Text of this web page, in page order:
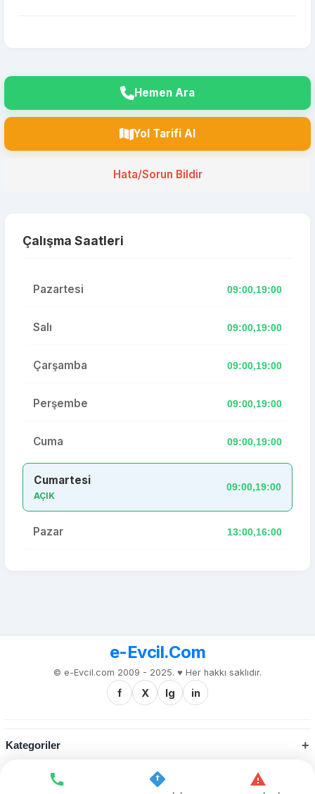
Hemen Ara
Yol Tarifi Al
Hata/Sorun Bildir
Çalışma Saatleri
Pazartesi 09:00,19:00
Salı 09:00,19:00
Çarşamba 09:00,19:00
Perşembe 09:00,19:00
Cuma 09:00,19:00
Cumartesi
AÇIK
09:00,19:00
Pazar 13:00,16:00
e-Evcil.Com
© e-Evcil.com 2009 - 2025. ♥️ Her hakkı saklıdır.
f X Ig in
Kategoriler